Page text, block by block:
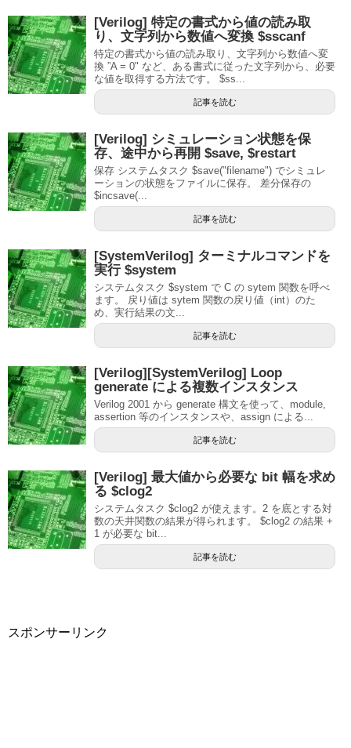
[Verilog] 特定の書式から値の読み取
り、文字列から数値へ変換 $sscanf
特定の書式から値の読み取り、文字列から数値へ変
換 ”A = 0" など、ある書式に従った文字列から、必要
な値を取得する方法です。 $ss...
記事を読む
[Verilog] シミュレーション状態を保
存、途中から再開 $save, $restart
保存 システムタスク $save("filename") でシミュレ
ーションの状態をファイルに保存。 差分保存の
$incsave(...
記事を読む
[SystemVerilog] ターミナルコマンドを
実行 $system
システムタスク $system で C の sytem 関数を呼べ
ます。 戻り値は sytem 関数の戻り値（int）のた
め、実行結果の文...
記事を読む
[Verilog][SystemVerilog] Loop
generate による複数インスタンス
Verilog 2001 から generate 構文を使って、module,
assertion 等のインスタンスや、assign による...
記事を読む
[Verilog] 最大値から必要な bit 幅を求め
る $clog2
システムタスク $clog2 が使えます。2 を底とする対
数の天井関数の結果が得られます。 $clog2 の結果 +
1 が必要な bit...
記事を読む
スポンサーリンク